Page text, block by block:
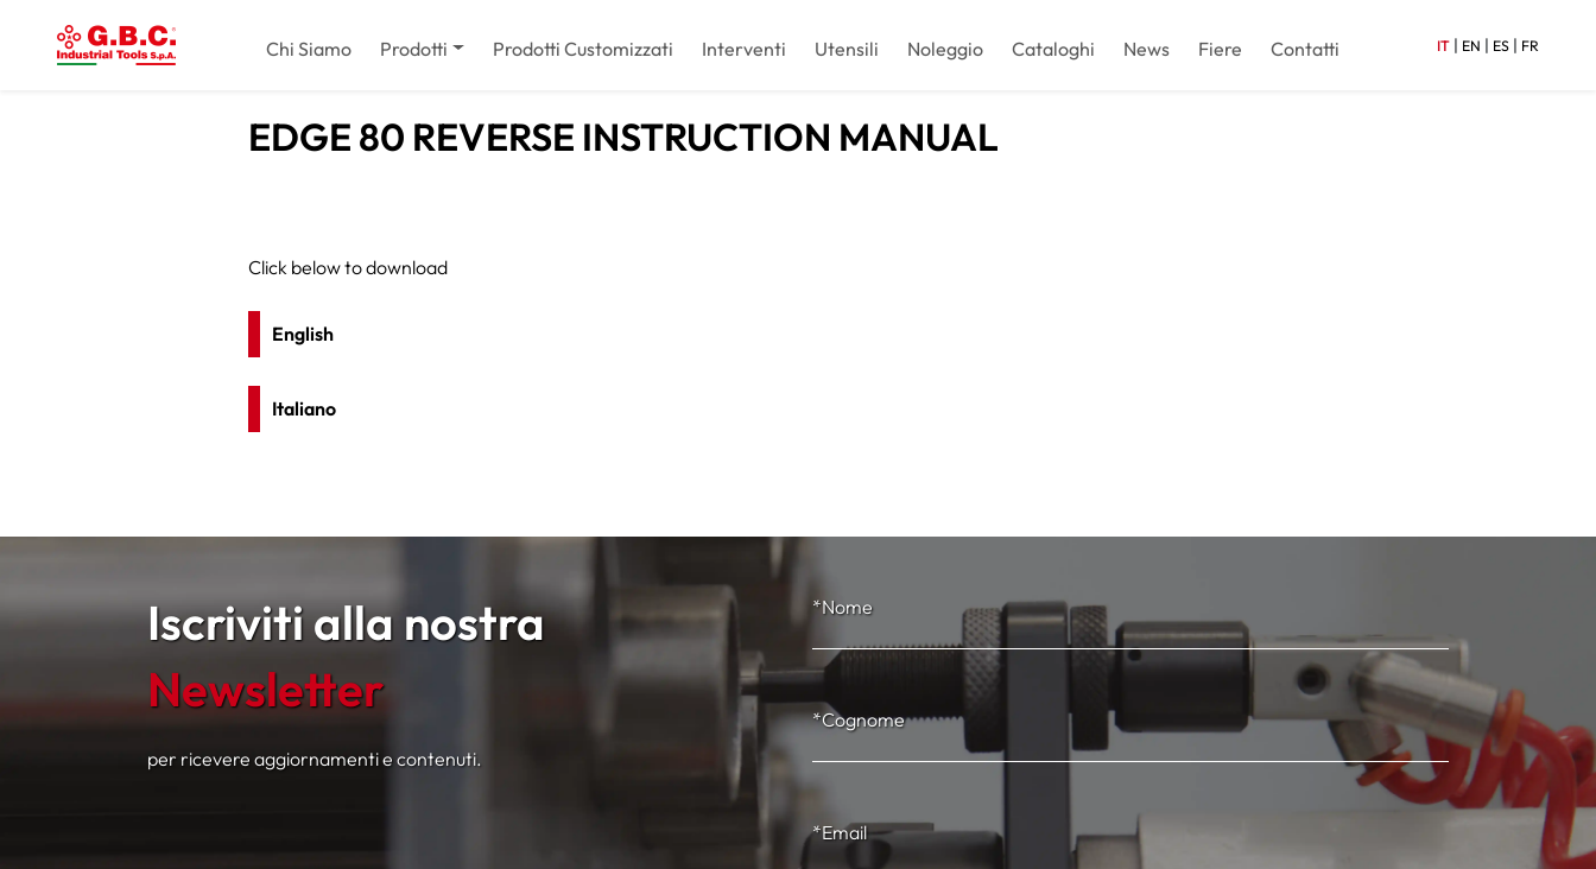
Chi Siamo Prodotti Prodotti Customizzati Interventi Utensili Noleggio Cataloghi News Fiere Contatti IT | EN | ES | FR
EDGE 80 REVERSE INSTRUCTION MANUAL
Click below to download
English
Italiano
Iscriviti alla nostra
Newsletter
per ricevere aggiornamenti e contenuti.
*Nome
*Cognome
*Email